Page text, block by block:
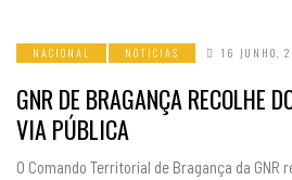
NACIONAL NOTICIAS 16 JUNHO,
GNR DE BRAGANÇA RECOLHE
VIA PÚBLICA
O Comando Territorial de Bragança da